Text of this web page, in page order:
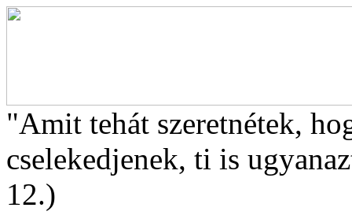
"Amit tehát szeretnétek,
cselekedjenek, ti is
12.)